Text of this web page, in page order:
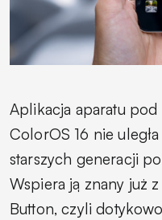
Aplikacja aparatu
ColorOS 16 nie
starszych generacji
Wspiera ją znany już
Button, czyli